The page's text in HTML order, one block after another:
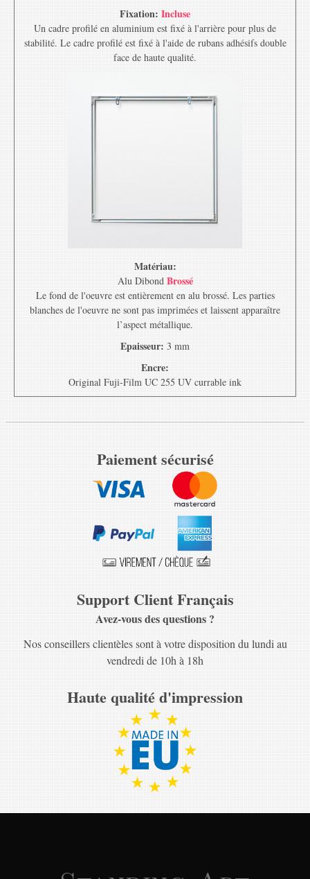
Fixation: Incluse
Un cadre profilé en aluminium est fixé à l'arrière pour plus de
stabilité. Le cadre profilé est fixé à l'aide de rubans adhésifs double
face de haute qualité.
Matériau:
Alu Dibond Brossé
Le fond de l'oeuvre est entièrement en alu brossé. Les parties
blanches de l'oeuvre ne sont pas imprimées et laissent apparaître
l’aspect métallique.
Epaisseur: 3 mm
Encre:
Original Fuji-Film UC 255 UV currable ink
Paiement sécurisé
Support Client Français
Avez-vous des questions ?
Nos conseillers clientèles sont à votre disposition du lundi au
vendredi de 10h à 18h
Haute qualité d'impression